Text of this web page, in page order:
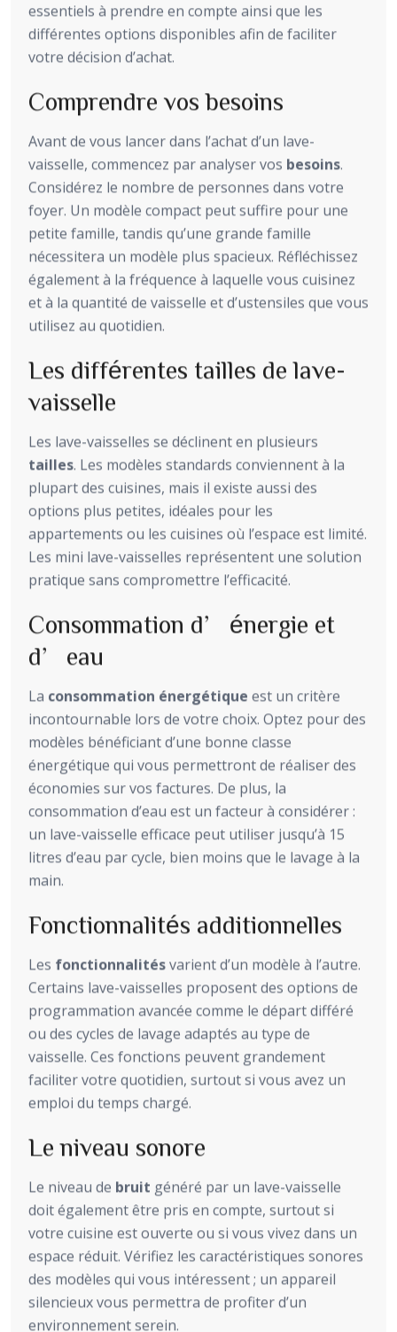
essentiels à prendre en compte ainsi que les
différentes options disponibles afin de faciliter
votre décision d’achat.
Comprendre vos besoins
Avant de vous lancer dans l’achat d’un lave-
vaisselle, commencez par analyser vos besoins.
Considérez le nombre de personnes dans votre
foyer. Un modèle compact peut suffire pour une
petite famille, tandis qu’une grande famille
nécessitera un modèle plus spacieux. Réfléchissez
également à la fréquence à laquelle vous cuisinez
et à la quantité de vaisselle et d’ustensiles que vous
utilisez au quotidien.
Les différentes tailles de lave-
vaisselle
Les lave-vaisselles se déclinent en plusieurs
tailles. Les modèles standards conviennent à la
plupart des cuisines, mais il existe aussi des
options plus petites, idéales pour les
appartements ou les cuisines où l’espace est limité.
Les mini lave-vaisselles représentent une solution
pratique sans compromettre l’efficacité.
Consommation d’énergie et
d’eau
La consommation énergétique est un critère
incontournable lors de votre choix. Optez pour des
modèles bénéficiant d’une bonne classe
énergétique qui vous permettront de réaliser des
économies sur vos factures. De plus, la
consommation d’eau est un facteur à considérer :
un lave-vaisselle efficace peut utiliser jusqu’à 15
litres d’eau par cycle, bien moins que le lavage à la
main.
Fonctionnalités additionnelles
Les fonctionnalitésvarient d’un modèle à l’autre.
Certains lave-vaisselles proposent des options de
programmation avancée comme le départ différé
ou des cycles de lavage adaptés au type de
vaisselle. Ces fonctions peuvent grandement
faciliter votre quotidien, surtout si vous avez un
emploi du temps chargé.
Le niveau sonore
Le niveau de bruit généré par un lave-vaisselle
doit également être pris en compte, surtout si
votre cuisine est ouverte ou si vous vivez dans un
espace réduit. Vérifiez les caractéristiques sonores
des modèles qui vous intéressent ; un appareil
silencieux vous permettra de profiter d’un
environnement serein.